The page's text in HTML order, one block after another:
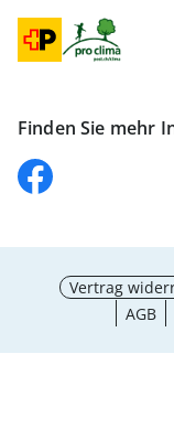
Finden Sie mehr
Vertrag
AGB